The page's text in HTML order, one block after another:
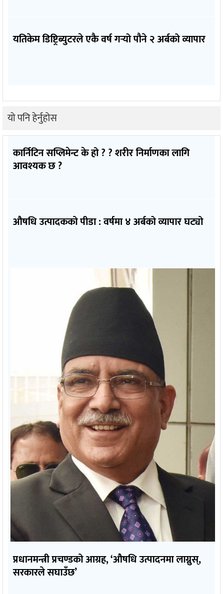
यतिकेम डिष्ट्रिब्युटरले एकै वर्ष गर्‍यो पौने २ अर्बको व्यापार
यो पनि हेर्नुहोस
कार्निटिन सप्लिमेन्ट के हो ? ? शरीर निर्माणका लागि
आवश्यक छ ?
औषधि उत्पादकको पीडा : वर्षमा ४ अर्बको व्यापार घट्यो
प्रधानमन्त्री प्रचण्डको आग्रह, ‘औषधि उत्पादनमा लाग्नुस्,
सरकारले सघाउँछ’